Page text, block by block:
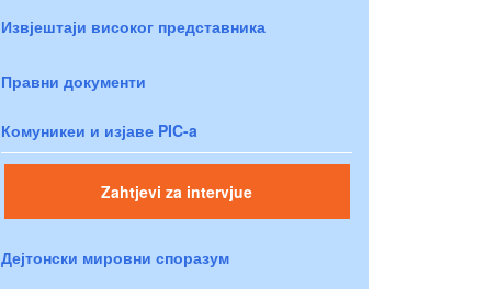
Извјештаји високог представника
Правни документи
Комуникеи и изјаве PIC-a
Zahtjevi za intervjue
Дејтонски мировни споразум